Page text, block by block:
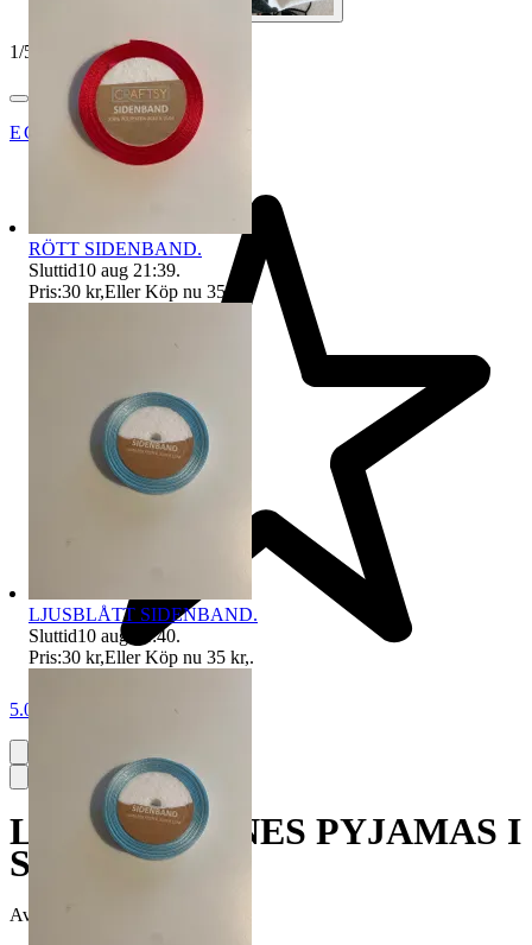
1/5
EGA_2009
5.0
LOONEY TUNES PYJAMAS I
STORLEK 86.
Avslutad
RÖTT SIDENBAND.
Sluttid10 aug 21:39.
Pris:30 kr,Eller Köp nu 35 kr
LJUSBLÅTT SIDENBAND.
Sluttid10 aug 21:40.
Pris:30 kr,Eller Köp nu 35 kr,.